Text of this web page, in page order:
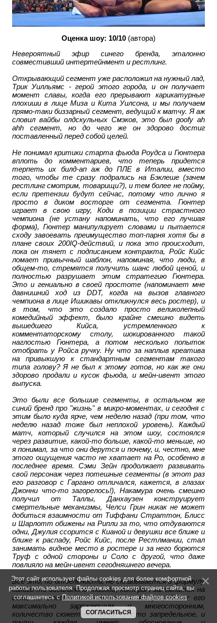
Оценка шоу: 10/10 (автора)
Невероятный эфир синего бренда, эталонно
совместивший интертейнмент и рестлинг.
Открывающий сегмент уже расположил на нужный лад,
Трик Уилльямс - герой этого города, и он получает
момент славы, когда его прерывают карикатурные
плохиши в лице Миза и Кита Уилсона, и мы получаем
прямо-таки биззарный сегмент, ведущий к матчу. Я аж
словил вайбы олдскульных Смэков, это был goofy ah
ahh сегмент, но до чего же он здорово достиг
поставленный перед собой целей.
Не понимал критики старта фьюда Роудса и Гюнтера
вплоть до комментариев, что теперь придется
терпеть их билд-ап аж до ПЛЕ в Италии, вместо
того, чтобы те сразу подрались на Бэклеше (зачем
рестлинг смотрим, товарищи?), и тем более не пойму,
если претензии будут сейчас, потому что лично я
просто в диком восторге от сегмента. Гюнтер
играет в свою игру, Коди в позиции страстного
чемпиона (не устану напоминать, что его лучшая
форма), Гюнтер манипулирует словами и пытается
сходу завоевать преимущество топ-парня хотя бы в
плане своих 200IQ-действий, и пока это происходит,
пока он тянет с подписанием контракта, Ройс Кийс
ломает привычный шаблон, напоминая, что люди, в
общем-то, стремятся получить шанс любой ценой, и
полностью разрушает этим стратегию Гюнтера.
Это и гениально в своей простоте (напоминает мне
давнишний ход из DDT, когда на вызов главного
чемпиона в лице Ишикавы откликнулся весь ростер), и
в том, что это создало просто великолепный
комедийный эффект, было крайне смешно видеть
вышедшего Кийса, устремленного к
комментаторскому столу, шокированного такой
наглостью Гюнтера, а потом несколько попыток
отобрать у Ройса ручку. Ну что за наплыв креатива
на привыкшую к стандартным сегментам такого
типа голову? Я не был к этому готов, но как же они
здорово продали и кусок фьюда, и мейн-ивент этого
выпуска.
Это были все большие сегменты, в остальном же
синий бренд про "жизнь" в микро-моментах, и сегодня с
этим было куда ярче, чем неделю назад (при том, что
неделю назад тоже был неплохой уровень). Каждый
матч, который случился на этом шоу, состоялся
через развитие, какой-то больше, какой-то меньше, но
я понимал, за что они дерутся и почему, и, честно, мне
этого ощущения часто не хватает на Ро, особенно в
последнее время. Сэми Зейн продолжает развивать
свой персонаж через потешные сегменты (в этот раз
его разговор с Гаргано отличался, кажется, в глазах
Джонни что-то загорелось!), Накамура очень смешно
получил от Таллы, Данхаузен конструирует
смертельные механизмы, Челси Грин никак не может
добиться взаимности от Тиффани Страттон, Блисс
и Шарлотт обижены на Рипли за то, что отдуваются
одни, Джулия ссорится с Кианой и девушки все ближе и
ближе к распаду, Ройс Кийс, после Рестлмании, стал
занимать видное место в ростере и за него борются
Труф с одной стороны и Соло с другой, что даже
повлияло на мейн-ивент сегодняшнего вечера.
Все это, по отдельности, не складывается в формулу
какого-то идеального эпизода, который запомнится на
века, но вместе это склеивает выпуск, делая его
максимально заряжающим и многосторонним,
количество сюжетных линий просто запредельное, и
Этот сайт использует файлы cookies для более комфортной
работы пользователя. Продолжая просмотр страниц сайта, вы
соглашаетесь сПолитикой использования файлов cookies.
СОГЛАСИТЬСЯ